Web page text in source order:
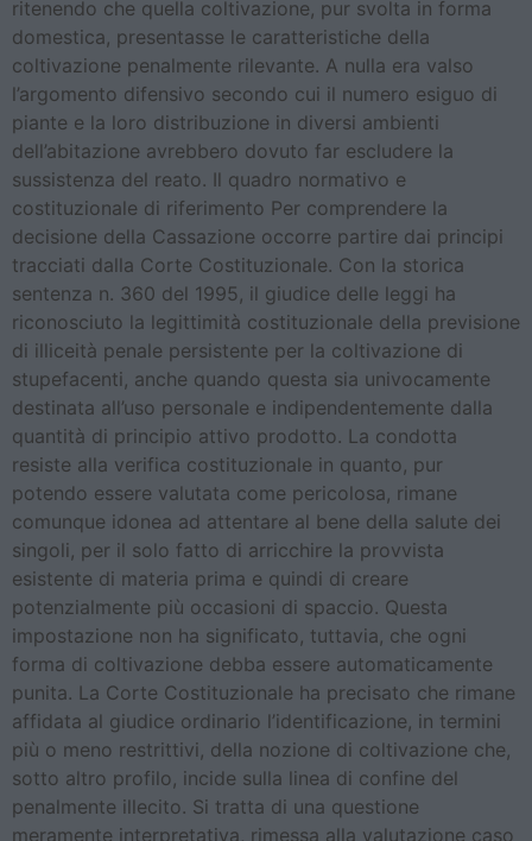
ritenendo che quella coltivazione, pur svolta in forma
domestica, presentasse le caratteristiche della
coltivazione penalmente rilevante. A nulla era valso
l’argomento difensivo secondo cui il numero esiguo di
piante e la loro distribuzione in diversi ambienti
dell’abitazione avrebbero dovuto far escludere la
sussistenza del reato. Il quadro normativo e
costituzionale di riferimento Per comprendere la
decisione della Cassazione occorre partire dai principi
tracciati dalla Corte Costituzionale. Con la storica
sentenza n. 360 del 1995, il giudice delle leggi ha
riconosciuto la legittimità costituzionale della previsione
di illiceità penale persistente per la coltivazione di
stupefacenti, anche quando questa sia univocamente
destinata all’uso personale e indipendentemente dalla
quantità di principio attivo prodotto. La condotta
resiste alla verifica costituzionale in quanto, pur
potendo essere valutata come pericolosa, rimane
comunque idonea ad attentare al bene della salute dei
singoli, per il solo fatto di arricchire la provvista
esistente di materia prima e quindi di creare
potenzialmente più occasioni di spaccio. Questa
impostazione non ha significato, tuttavia, che ogni
forma di coltivazione debba essere automaticamente
punita. La Corte Costituzionale ha precisato che rimane
affidata al giudice ordinario l’identificazione, in termini
più o meno restrittivi, della nozione di coltivazione che,
sotto altro profilo, incide sulla linea di confine del
penalmente illecito. Si tratta di una questione
meramente interpretativa, rimessa alla valutazione caso